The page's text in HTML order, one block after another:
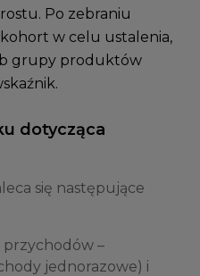
Po zebraniu
w celu ustalenia,
grupy produktów
dotycząca
się następujące
przychodów –
jednorazowe) i